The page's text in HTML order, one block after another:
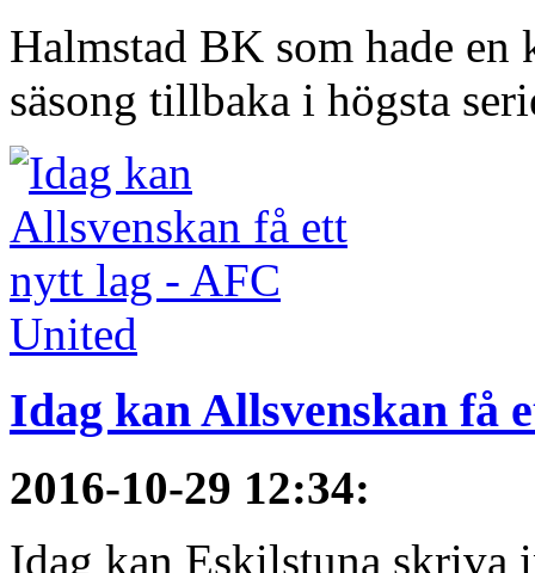
Halmstad BK som hade
säsong tillbaka i högsta
Idag kan Allsvenskan få
2016-10-29 12:34:
Idag kan Eskilstuna skriva